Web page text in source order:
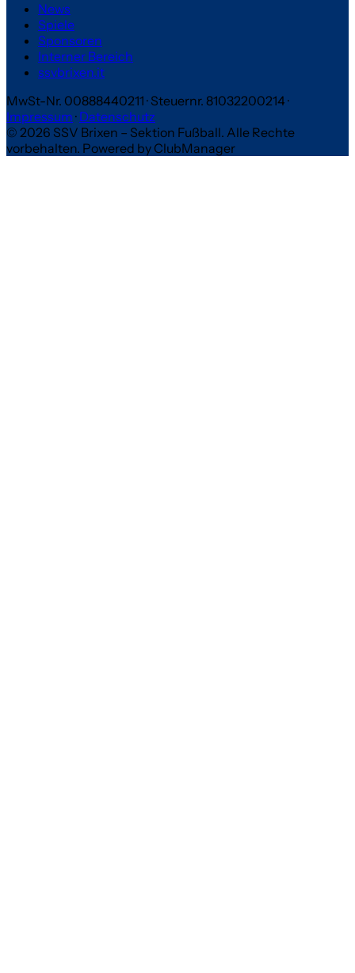
News
Spiele
Sponsoren
Interner Bereich
ssvbrixen.it
MwSt-Nr. 00888440211 · Steuernr. 81032200214 ·
Impressum · Datenschutz
© 2026 SSV Brixen – Sektion Fußball. Alle Rechte
vorbehalten. Powered by ClubManager